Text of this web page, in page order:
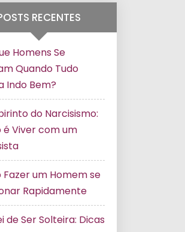
RECENTES
Homens Se
Quando Tudo
Indo Bem?
do Narcisismo:
é Viver com um
Fazer um Homem se
Rapidamente
de Ser Solteira: Dicas